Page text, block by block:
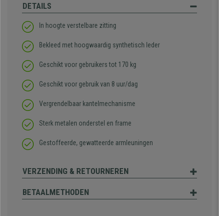
DETAILS
In hoogte verstelbare zitting
Bekleed met hoogwaardig synthetisch leder
Geschikt voor gebruikers tot 170 kg
Geschikt voor gebruik van 8 uur/dag
Vergrendelbaar kantelmechanisme
Sterk metalen onderstel en frame
Gestoffeerde, gewatteerde armleuningen
VERZENDING & RETOURNEREN
BETAALMETHODEN